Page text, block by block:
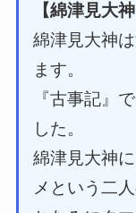
【綿津見大神
綿津見大神
ます。
『古事記』
した。
綿津見大神
メという二